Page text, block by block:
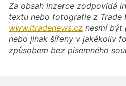
Za obsah inzerce zodpovídá
textu nebo fotografie z Trade
www.itradenews.cz nesmí být
nebo jinak šířeny v jakékoliv
způsobem bez písemného